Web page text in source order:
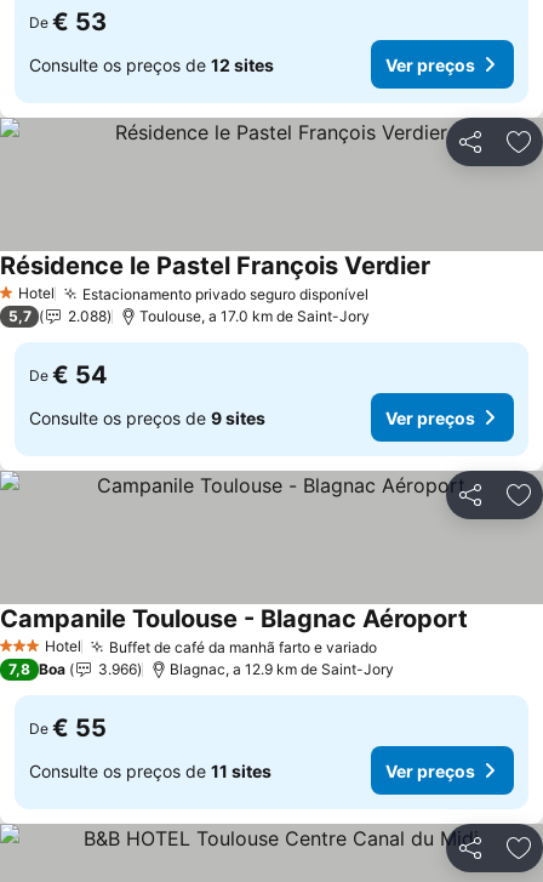
De € 53
Consulte os preços de 12 sites Ver preços
Partilhar
1 Estrelas
Hotel Estacionamento privado seguro disponível
Résidence le Pastel François Verdier
5,7 2.088 Toulouse, a 17.0 km de Saint-Jory
De € 54
Consulte os preços de 9 sites Ver preços
Partilhar
3 EstrelasHotel Buffet de café da manhã farto e variadoVer preços
Campanile Toulouse - Blagnac Aéroport
7,8 Boa 3.966 Blagnac, a 12.9 km de Saint-Jory
De € 55
Consulte os preços de 11 sites Ver preços
Partilhar